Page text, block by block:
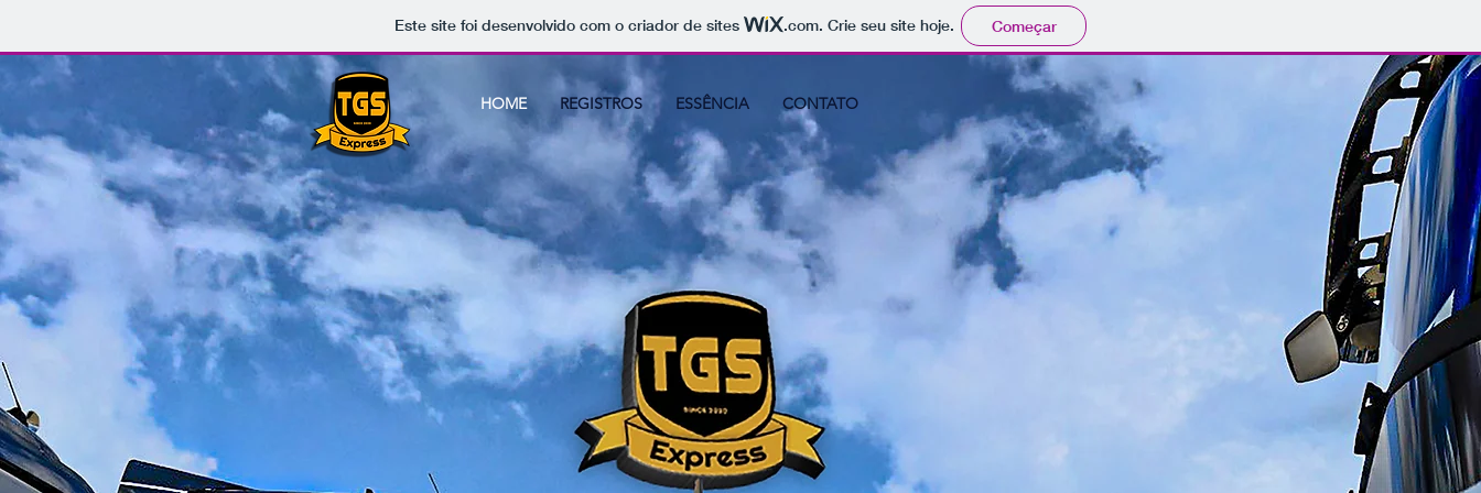
Este site foi desenvolvido com o criador de sites .com. Crie seu site hoje. Começar
HOME REGISTROS ESSÊNCIA CONTATO